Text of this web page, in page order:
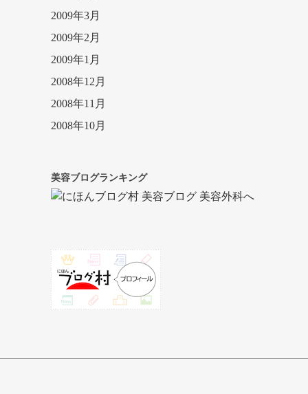
2009年3月
2009年2月
2009年1月
2008年12月
2008年11月
2008年10月
美容ブログランキング